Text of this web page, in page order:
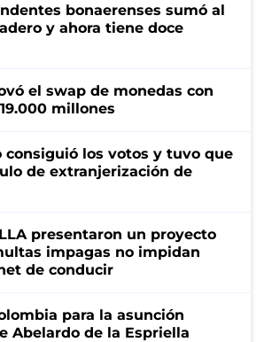
bonaerenses sumó al
y ahora tiene doce
el swap de monedas con
millones
consiguió los votos y tuvo que
de extranjerización de
presentaron un proyecto
impagas no impidan
de conducir
para la asunción
Abelardo de la Espriella